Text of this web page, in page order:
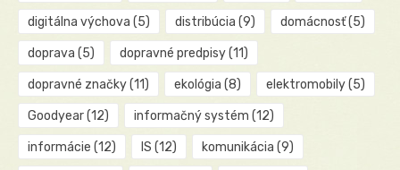
digitálna výchova (5) distribúcia (9) domácnosť(5)
doprava (5) dopravné predpisy(11)
dopravné značky(11) ekológia (8) elektromobily(5)
Goodyear(12) informačný systém (12)
informácie (12) IS (12) komunikácia (9)